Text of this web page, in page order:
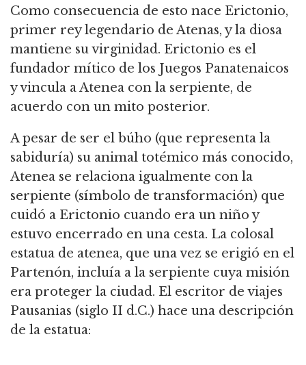
Como consecuencia de esto nace Erictonio,
primer rey legendario de Atenas, y la diosa
mantiene su virginidad. Erictonio es el
fundador mítico de los Juegos Panatenaicos
y vincula a Atenea con la serpiente, de
acuerdo con un mito posterior.
A pesar de ser el búho (que representa la
sabiduría) su animal totémico más conocido,
Atenea se relaciona igualmente con la
serpiente (símbolo de transformación) que
cuidó a Erictonio cuando era un niño y
estuvo encerrado en una cesta. La colosal
estatua de atenea, que una vez se erigió en el
Partenón, incluía a la serpiente cuya misión
era proteger la ciudad. El escritor de viajes
Pausanias (siglo II d.C.) hace una descripción
de la estatua: